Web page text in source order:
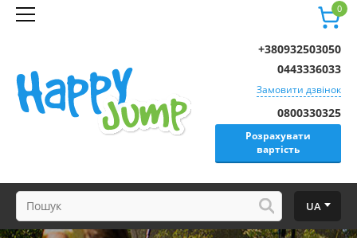
0
0800330325
Розрахувати
вартість
+380932503050
0443336033
Замовити дзвінок
UA